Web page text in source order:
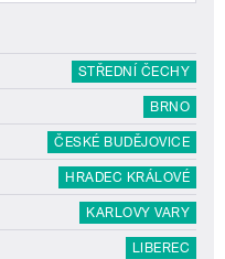
STŘEDNÍ ČECHY
BRNO
ČESKÉ BUDĚJOVICE
HRADEC KRÁLOVÉ
KARLOVY VARY
LIBEREC